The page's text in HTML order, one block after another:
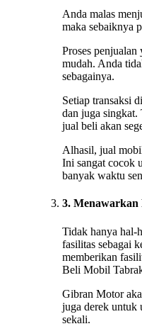
Anda malas
maka sebaiknya
Proses
mudah. Anda
sebagainya.
Setiap transaksi
dan juga singkat.
jual beli akan
Alhasil, jual
Ini sangat cocok
banyak waktu
3. Menawarkan
Tidak hanya hal-
fasilitas sebagai
memberikan
Beli Mobil
Gibran Motor
juga derek untuk
sekali.